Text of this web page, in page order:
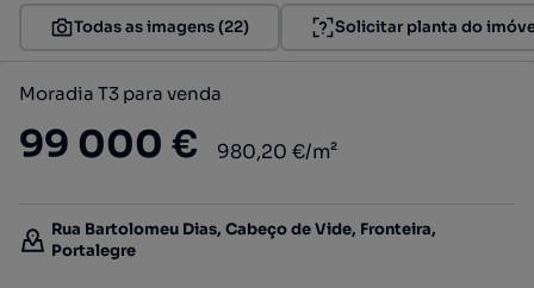
Todas as imagens (22) Solicitar planta do
Moradia T3 para venda
99 000 € 980,20 €/m²
Rua Bartolomeu Dias, Cabeço de Vide, Fronteira,
Portalegre